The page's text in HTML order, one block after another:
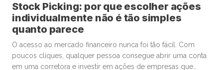
Stock Picking: por que escolher ações
individualmente não é tão simples
quanto parece
O acesso ao mercado financeiro nunca foi tão fácil. Com
poucos cliques, qualquer pessoa consegue abrir uma conta
em uma corretora e investir em ações de empresas que